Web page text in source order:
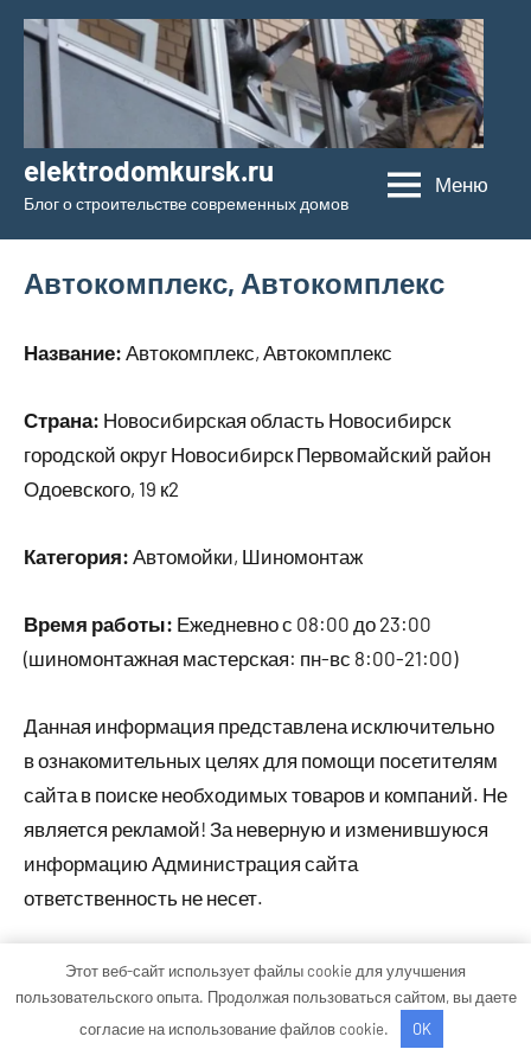
Перейти
содержимому
elektrodomkursk.ru
Блог о строительстве современных домов
Меню
Автокомплекс, Автокомплекс
Название: Автокомплекс, Автокомплекс
Страна: Новосибирская область Новосибирск
городской округ Новосибирск Первомайский район
Одоевского, 19 к2
Категория: Автомойки, Шиномонтаж
Время работы: Ежедневно с 08:00 до 23:00
(шиномонтажная мастерская: пн-вс 8:00-21:00)
Данная информация представлена исключительно
в ознакомительных целях для помощи посетителям
сайта в поиске необходимых товаров и компаний. Не
является рекламой! За неверную и изменившуюся
информацию Администрация сайта
ответственность не несет.
Тема WordPress: Occasio от ThemeZee.
Этот веб-сайт использует файлы cookie для улучшения
пользовательского опыта. Продолжая пользоваться сайтом, вы даете
согласие на использование файлов cookie.
OK